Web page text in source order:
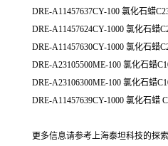
DRE-A11457637CY-100 氯化石蜡
DRE-A11457624CY-1000 氯化石蜡
DRE-A11457630CY-1000 氯化石蜡
DRE-A23105500ME-100 氯化石蜡
DRE-A23106300ME-100 氯化石蜡
DRE-A11457639CY-1000 氯化石蜡
更多信息请参考上海泰坦科技的探